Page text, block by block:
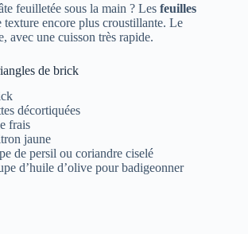
feuilletée sous la main ? Les feuilles
texture encore plus croustillante. Le
avec une cuisson très rapide.
de brick
décortiquées
frais
jaune
de persil ou coriandre ciselé
d’huile d’olive pour badigeonner